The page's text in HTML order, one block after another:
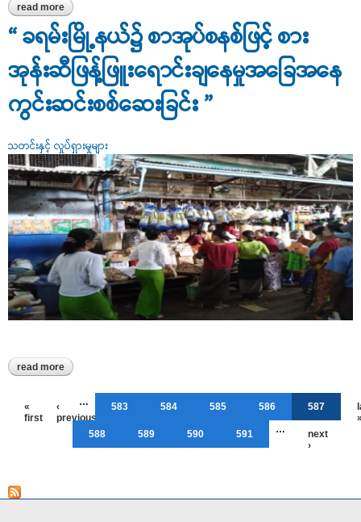
read more about “ ခရမ်းမြို့နယ်အတွင်းရှိ ဆန်စက်နှင့်ဆန်ဆိုင်များအား ဆန်
ဖြန့်ဖြူးရောင်းချနေမှုအခြေအနေနှင့် ဆန်ကြိတ်ခွဲထုတ်လုပ်မှု အခြေအနေ
အား ကွင်းဆင်းစစ်ဆေးခြင်း ”
“ ခရမ်းမြို့နယ်၌ စာအုပ်စနစ်ဖြင့် စား
အုန်းဆီဖြန့်ဖြူးရောင်းချနေမှုအခြေအနေ
ကွင်းဆင်းစစ်ဆေးခြင်း ”
သတင်းနှင့် လှုပ်ရှားမှုများ
read more about “ ခရမ်းမြို့နယ်၌ စာအုပ်စနစ်ဖြင့် စားအုန်းဆီဖြန့်ဖြူးရောင်းချနေ
မှုအခြေအနေ ကွင်းဆင်းစစ်ဆေးခြင်း ”
«
first
‹
previous
… 583 584 585 586 587
588 589 590 591 …
next
›